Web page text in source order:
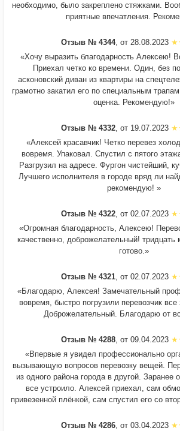
необходимо, было закреплено стяжками.
приятные впечатления.
Отзыв № 4344, от 28.08.2023
«Хочу выразить благодарность Алексею!
Приехал четко ко времени. Один, без
асконовский диван из квартиры на
грамотно закатил его по специальным
оценка. Рекомендую!»
Отзыв № 4332, от 19.07.2023
«Алексей красавчик! Четко перевез
вовремя. Упаковал. Спустил с пятого
Разгрузил на адресе. Фургон чистейший,
Лучшего исполнителя в городе вряд ли
рекомендую! »
Отзыв № 4322, от 02.07.2023
«Огромная благодарность, Алексею!
качественно, доброжелательный! тридцать
готово.»
Отзыв № 4321, от 02.07.2023
«Благодарю, Алексея! Замечательный
вовремя, быстро погрузили перевозчик все
Доброжелательный. Благодарю от
Отзыв № 4288, от 09.04.2023
«Впервые я увидел профессионально
вызывающую вопросов перевозку вещей.
из одного района города в другой. Заранее
все устроило. Алексей приехал, сам
привезенной плёнкой, сам спустил его со
Отзыв № 4286, от 03.04.2023